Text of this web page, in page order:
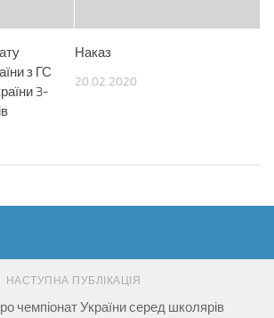
з ГС
3-
Наказ
20.02.2020
НАСТУПНА ПУБЛІКАЦІЯ
чемпіонат України серед школярів